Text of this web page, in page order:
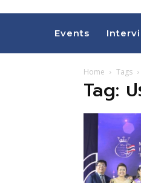
Events
Home Tags
Tag: